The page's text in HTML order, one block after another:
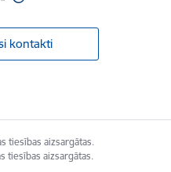
kontakti
tiesības aizsargātas.
tiesības aizsargātas.